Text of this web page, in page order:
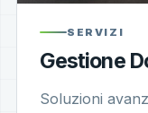
SERVIZI
Gestione
Soluzioni